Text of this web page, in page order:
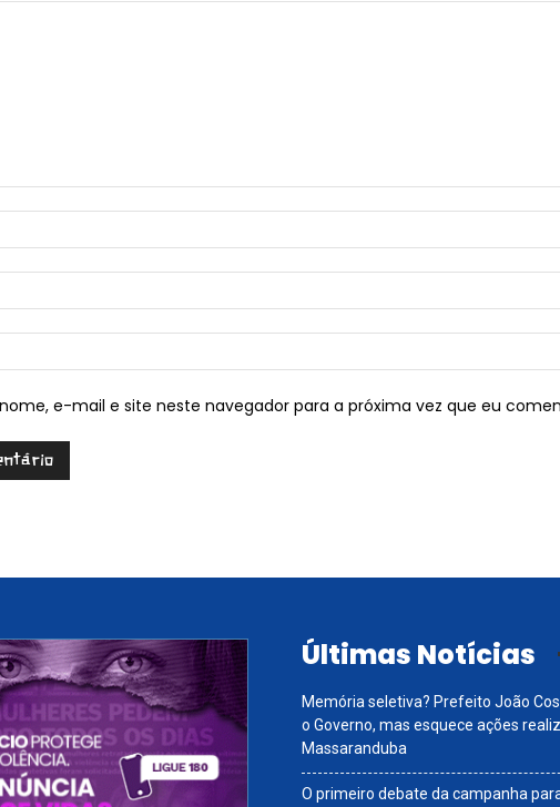
e-mail e site neste navegador para a próxima vez que eu
Últimas Notícias
Memória seletiva? Prefeito João
o Governo, mas esquece ações
Massaranduba
O primeiro debate da campanha